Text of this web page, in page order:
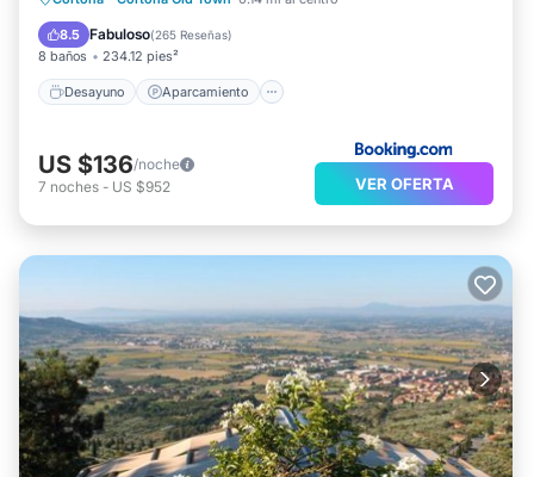
8.5 Fabuloso(265 Reseñas)
8 baños 234.12 pies²
Desayuno Aparcamiento
Balcón/Terraza
US $136/noche
7 noches - US $952 VER OFERTA